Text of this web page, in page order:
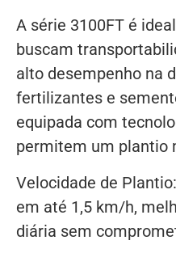
A série 3100FT é
buscam
alto desempenho na
fertilizantes e
equipada com
permitem um plantio
Velocidade de
em até 1,5 km/h,
diária sem